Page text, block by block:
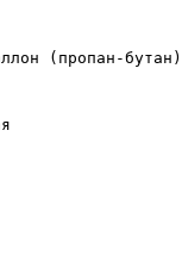
(пропан-бутан)